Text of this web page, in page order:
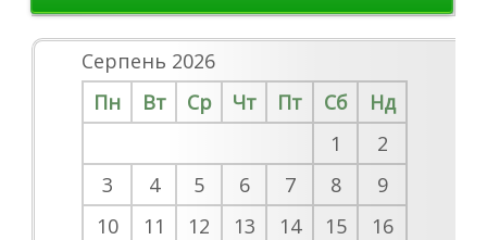
Серпень 2026
Пн
Вт Ср Чт Пт Сб
Нд
1
2
3
4 5 6 7 8
9
10
11 12 13 14 15
16